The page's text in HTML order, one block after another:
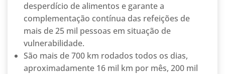
desperdício de alimentos e garante a
complementação contínua das refeições de
mais de 25 mil pessoas em situação de
vulnerabilidade.
São mais de 700 km rodados todos os dias,
aproximadamente 16 mil km por mês, 200 mil